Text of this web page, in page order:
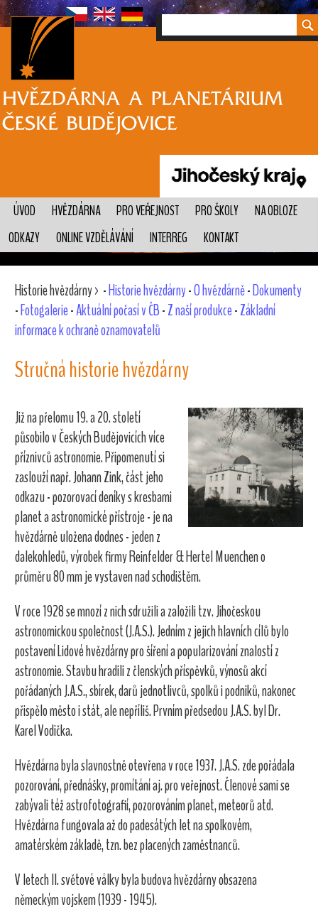
ÚVOD HVĚZDÁRNA PRO VEŘEJNOST PRO ŠKOLY
NA OBLOZE
ODKAZY
ONLINE VZDĚLÁVÁNÍ INTERREG KONTAKT
Historie hvězdárny > -Historie hvězdárny-O hvězdárně-Dokumenty
-Fotogalerie-Aktuální počasí v ČB-Z naší produkce-Základní
informace k ochraně oznamovatelů
Stručná historie hvězdárny
Již na přelomu 19. a 20. století
působilo v Českých Budějovicích více
příznivců astronomie. Připomenutí si
zaslouží např. Johann Zink, část jeho
odkazu - pozorovací deníky s kresbami
planet a astronomické přístroje - je na
hvězdárně uložena dodnes - jeden z
dalekohledů, výrobek firmy Reinfelder & Hertel Muenchen o
průměru 80 mm je vystaven nad schodištěm.
V roce 1928 se mnozí z nich sdružili a založili tzv. Jihočeskou
astronomickou společnost (J.A.S.). Jedním z jejich hlavních cílů bylo
postavení Lidové hvězdárny pro šíření a popularizování znalostí z
astronomie. Stavbu hradili z členských příspěvků, výnosů akcí
pořádaných J.A.S., sbírek, darů jednotlivců, spolků i podniků, nakonec
přispělo město i stát, ale nepříliš. Prvním předsedou J.A.S. byl Dr.
Karel Vodička.
Hvězdárna byla slavnostně otevřena v roce 1937. J.A.S. zde pořádala
pozorování, přednášky, promítání aj. pro veřejnost. Členové sami se
zabývali též astrofotografií, pozorováním planet, meteorů atd.
Hvězdárna fungovala až do padesátých let na spolkovém,
amatérském základě, tzn. bez placených zaměstnanců.
V letech II. světové války byla budova hvězdárny obsazena
německým vojskem (1939 - 1945).